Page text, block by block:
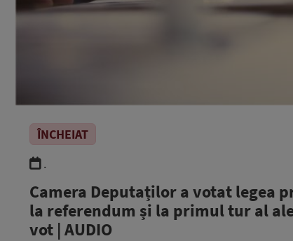
ÎNCHEIAT
.
Camera Deputaților a votat legea
la referendum și la primul tur al
vot | AUDIO